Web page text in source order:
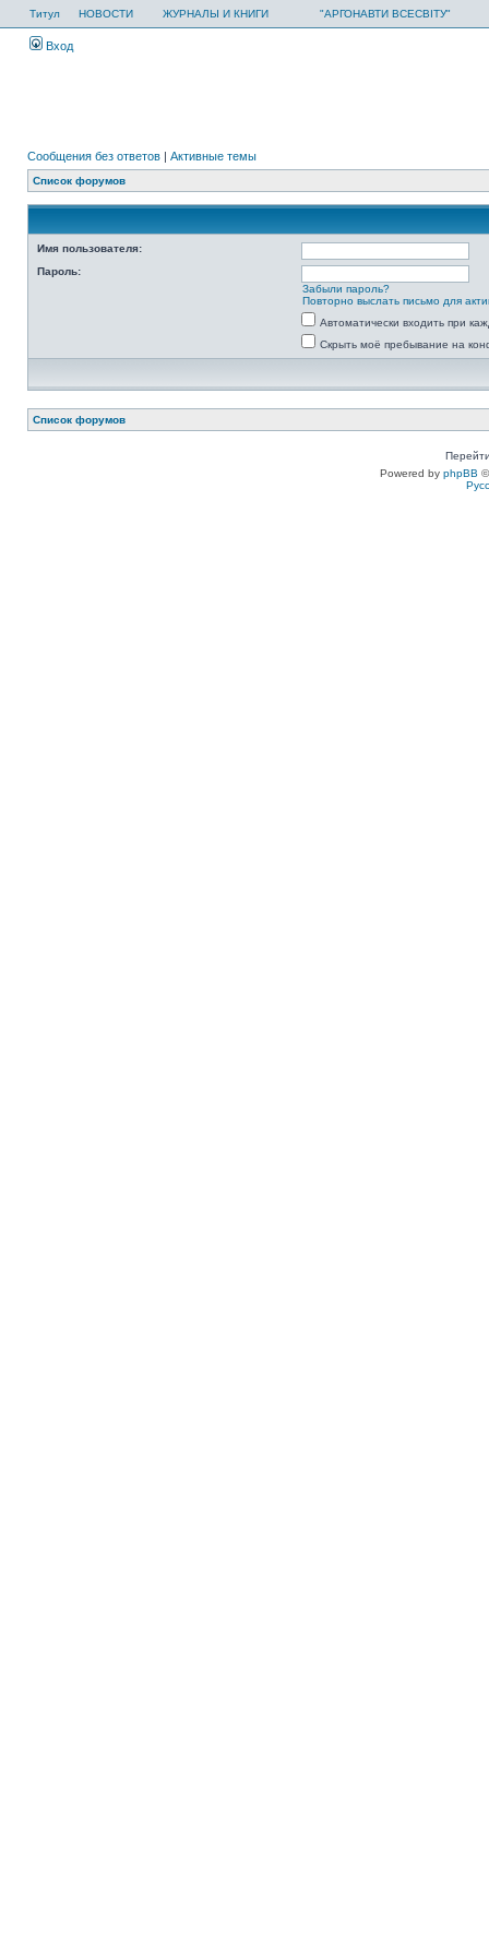
Титул НОВОСТИ ЖУРНАЛЫ И КНИГИ "АРГОНАВТИ ВСЕСВІТУ"
Вход
Сообщения без ответов | Активные темы
Список форумов
Имя пользователя:
Пароль:
Забыли пароль?
Повторно выслать письмо для
Автоматически входить при
Скрыть моё пребывание на
Список форумов
Powered by phpBB